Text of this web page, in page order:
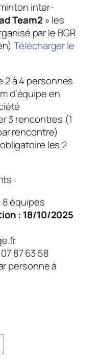
inter-
Team2 » les
par le BGR
Télécharger le
2 à 4 personnes
d’équipe en
3 rencontres (1
rencontre)
les 2
:
équipes
: 18/10/2025
87 63 58
personne à